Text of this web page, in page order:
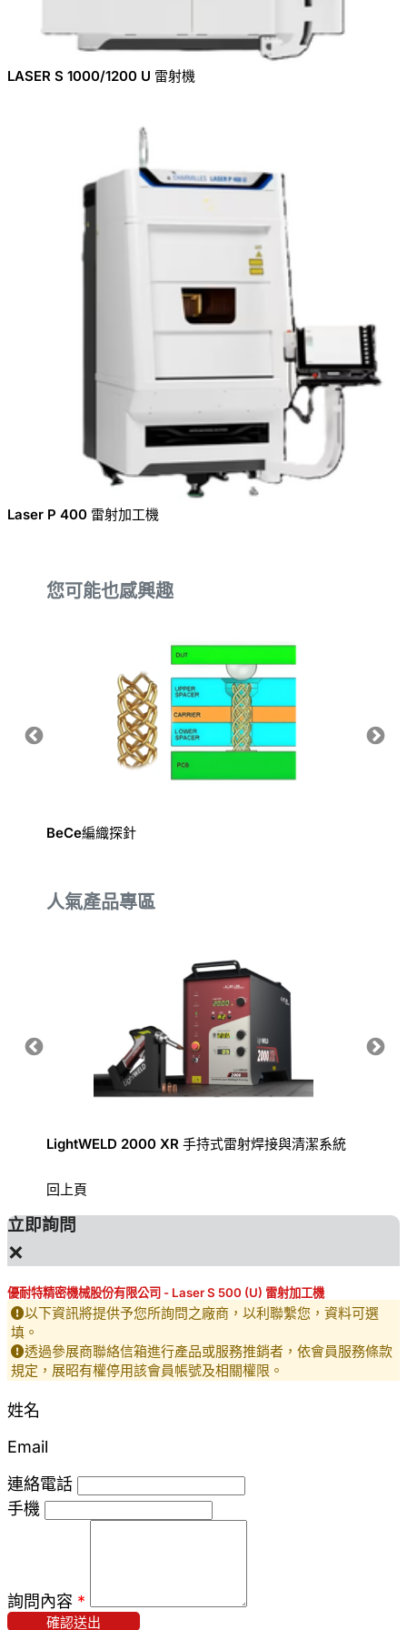
LASER S 1000/1200 U 雷射機
Laser P 400 雷射加工機
您可能也感興趣
BeCe編織探針
人氣產品專區
LightWELD 2000 XR 手持式雷射焊接與清潔系統
回上頁
立即詢問
×
優耐特精密機械股份有限公司 - Laser S 500 (U) 雷射加工機
以下資訊將提供予您所詢問之廠商，以利聯繫您，資料可選
填。
透過參展商聯絡信箱進行產品或服務推銷者，依會員服務條款
規定，展昭有權停用該會員帳號及相關權限。
姓名
Email
連絡電話
手機
詢問內容 *
確認送出